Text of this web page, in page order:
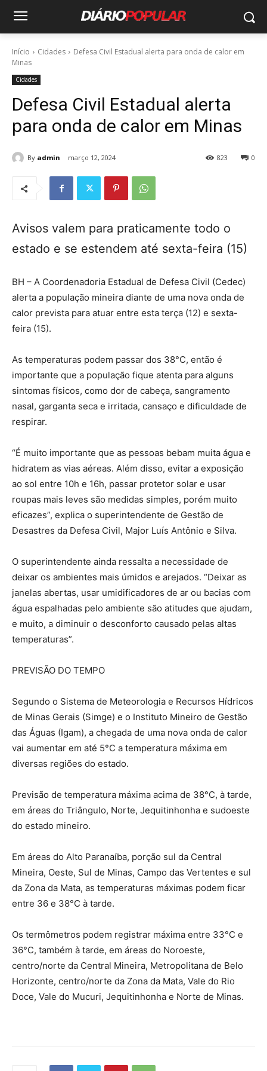
Início Cidades
Defesa Civil Estadual alerta para onda de calor em
Minas
Cidades
Defesa Civil Estadual alerta
para onda de calor em Minas
By admin março 12, 2024 0
823
Avisos valem para praticamente todo o
estado e se estendem até sexta-feira (15)
BH – A Coordenadoria Estadual de Defesa Civil (Cedec)
alerta a população mineira diante de uma nova onda de
calor prevista para atuar entre esta terça (12) e sexta-
feira (15).
As temperaturas podem passar dos 38°C, então é
importante que a população fique atenta para alguns
sintomas físicos, como dor de cabeça, sangramento
nasal, garganta seca e irritada, cansaço e dificuldade de
respirar.
“É muito importante que as pessoas bebam muita água e
hidratem as vias aéreas. Além disso, evitar a exposição
ao sol entre 10h e 16h, passar protetor solar e usar
roupas mais leves são medidas simples, porém muito
eficazes”, explica o superintendente de Gestão de
Desastres da Defesa Civil, Major Luís Antônio e Silva.
O superintendente ainda ressalta a necessidade de
deixar os ambientes mais úmidos e arejados. “Deixar as
janelas abertas, usar umidificadores de ar ou bacias com
água espalhadas pelo ambiente são atitudes que ajudam,
e muito, a diminuir o desconforto causado pelas altas
temperaturas”.
PREVISÃO DO TEMPO
Segundo o Sistema de Meteorologia e Recursos Hídricos
de Minas Gerais (Simge) e o Instituto Mineiro de Gestão
das Águas (Igam), a chegada de uma nova onda de calor
vai aumentar em até 5°C a temperatura máxima em
diversas regiões do estado.
Previsão de temperatura máxima acima de 38°C, à tarde,
em áreas do Triângulo, Norte, Jequitinhonha e sudoeste
do estado mineiro.
Em áreas do Alto Paranaíba, porção sul da Central
Mineira, Oeste, Sul de Minas, Campo das Vertentes e sul
da Zona da Mata, as temperaturas máximas podem ficar
entre 36 e 38°C à tarde.
Os termômetros podem registrar máxima entre 33°C e
36°C, também à tarde, em áreas do Noroeste,
centro/norte da Central Mineira, Metropolitana de Belo
Horizonte, centro/norte da Zona da Mata, Vale do Rio
Doce, Vale do Mucuri, Jequitinhonha e Norte de Minas.